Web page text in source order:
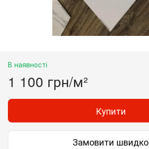
В наявності
1 100 грн/м²
Купити
Замовити швидко